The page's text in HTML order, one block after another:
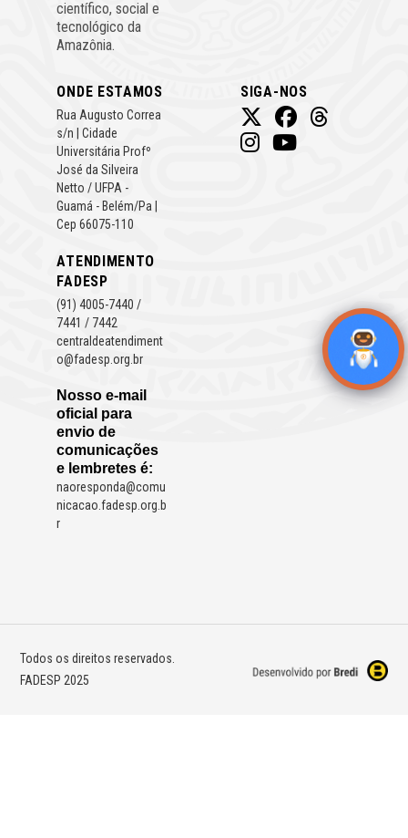
científico, social e
tecnológico da
Amazônia.
ONDE ESTAMOS
Rua Augusto Correa
s/n | Cidade
Universitária Profº
José da Silveira
Netto / UFPA -
Guamá - Belém/Pa |
Cep 66075-110
ATENDIMENTO
FADESP
(91) 4005-7440 /
7441 / 7442
centraldeatendiment
o@fadesp.org.br
Nosso e-mail
oficial para
envio de
comunicações
e lembretes é:
naoresponda@comu
nicacao.fadesp.org.b
r
SIGA-NOS
Todos os direitos reservados.
FADESP 2025